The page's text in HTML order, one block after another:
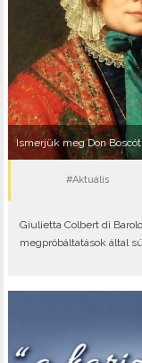
Ismerjük meg Don
#Aktuális
Giulietta Colbert di
megpróbáltatások által